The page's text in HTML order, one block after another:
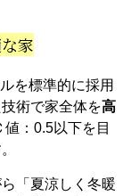
家
を標準的に採用
術で家全体を高
：0.5以下を目
「夏涼しく冬暖